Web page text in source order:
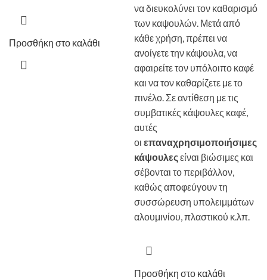
Προσθήκη στο καλάθι
να διευκολύνει τον καθαρισμό
των καψουλών. Μετά από
κάθε χρήση, πρέπει να
ανοίγετε την κάψουλα, να
αφαιρείτε τον υπόλοιπο καφέ
και να τον καθαρίζετε με το
πινέλο. Σε αντίθεση με τις
συμβατικές κάψουλες καφέ,
αυτές
οι επαναχρησιμοποιήσιμες
κάψουλεςείναι βιώσιμες και
σέβονται το περιβάλλον,
καθώς αποφεύγουν τη
συσσώρευση υπολειμμάτων
αλουμινίου, πλαστικού κ.λπ.
Προσθήκη στο καλάθι